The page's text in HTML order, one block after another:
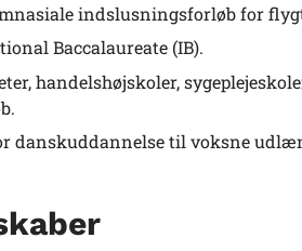
indslusningsforløb for
Baccalaureate (IB).
handelshøjskoler,
danskuddannelse til voksne